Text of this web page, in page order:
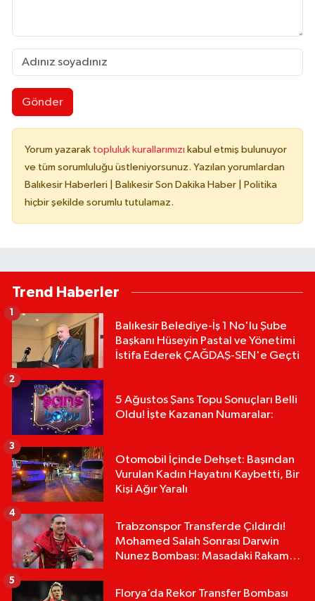
Gönder
Yorum yazarak topluluk kurallarımızı kabul etmiş bulunuyor
ve tüm sorumluluğu üstleniyorsunuz. Yazılan yorumlardan
Balıkesir Haberleri | Balıkesir Son Dakika Haber | Politika
hiçbir şekilde sorumlu tutulamaz.
Trend Haberler
Balıkesir Belediye-İş 1 No'lu Şube
Başkanı Hüseyin Pastal ve Yönetimi
İstifa Ederek ÇAĞDAŞ-SEN'e Geçti
5 Ağustos Şans Topu Sonuçları Belli
Oldu! İşte Kazanan Numaralar:
2
Otomobil İçinde Dehşet: Başından
Vurulan Kadın Hayatını Kaybetti, Bir
Kişi Ağır Yaralı
3
Trabzonspor Transferde Çıldırdı!
Mohamed Salah Sonrası Darwin
Nunez Bombası: Masadaki Rakam
4
Florya’da Rekor Transfer Bombası
5